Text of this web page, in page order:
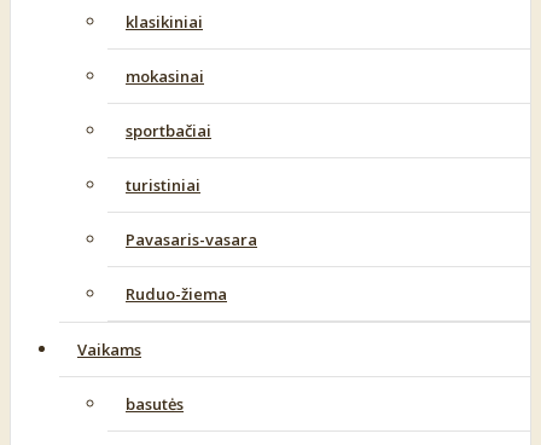
klasikiniai
mokasinai
sportbačiai
turistiniai
Pavasaris-vasara
Ruduo-žiema
Vaikams
basutės